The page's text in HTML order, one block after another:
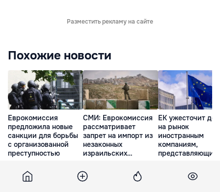
Разместить рекламу на сайте
Похожие новости
Еврокомиссия
предложила новые
санкции для борьбы
с организованной
преступностью
СМИ: Еврокомиссия
рассматривает
запрет на импорт из
незаконных
израильских
ЕК ужесточит
на рынок
иностранным
компаниям,
представляющим